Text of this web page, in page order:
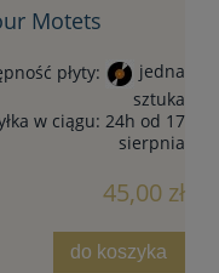
Motets
płyty:
jedna
sztuka
w ciągu: 24h od 17
sierpnia
45,00 zł
do koszyka